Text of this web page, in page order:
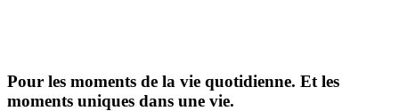
Pour les moments de la vie quotidienne. Et les
moments uniques dans une vie.